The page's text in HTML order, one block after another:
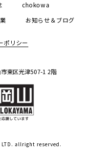
chokowa
お知らせ＆ブログ
ポリシー
東区光津507-1 2階
allright reserved.